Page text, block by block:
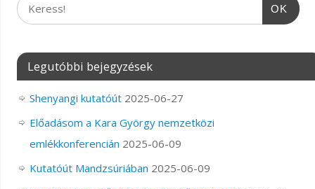
OK
Legutóbbi bejegyzések
Shenyangi kutatóút 2025-06-27
Előadásom a Kara György nemzetközi
emlékkonferencián 2025-06-09
Kutatóút Mandzsúriában 2025-06-09